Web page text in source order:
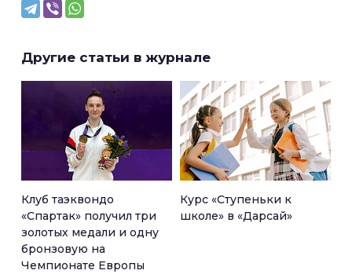
Другие статьи в журнале
Клуб таэквондо
«Спартак» получил три
золотых медали и одну
бронзовую на
Чемпионате Европы
Курс «Ступеньки к
школе» в «Дарсай»